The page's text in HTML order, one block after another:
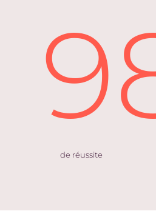
de réussite